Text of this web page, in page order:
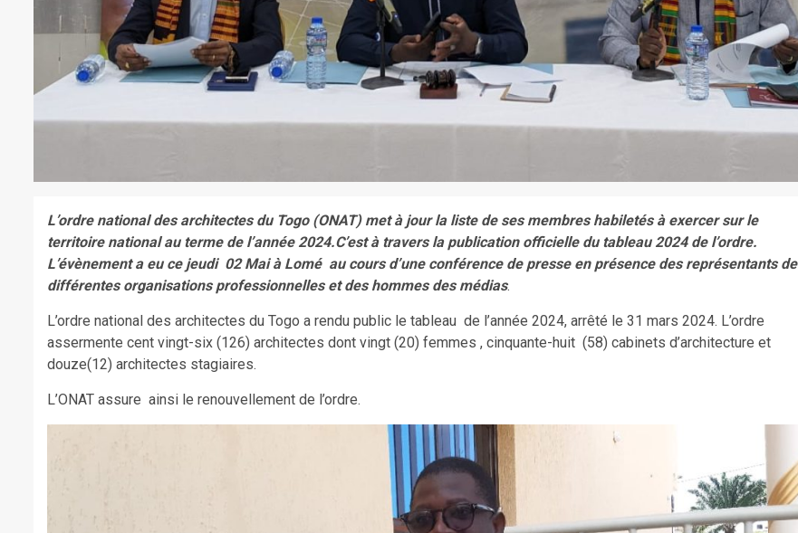
L’ordre national des architectes du Togo (ONAT) met à jour la liste de ses membres habiletés à exercer sur le
territoire national au terme de l’année 2024.C’est à travers la publication officielle du tableau 2024 de l’ordre.
L’évènement a eu ce jeudi 02 Mai à Lomé au cours d’une conférence de presse en présence des représentants de
différentes organisations professionnelles et des hommes des médias.
L’ordre national des architectes du Togo a rendu public le tableau de l’année 2024, arrêté le 31 mars 2024. L’ordre
assermente cent vingt-six (126) architectes dont vingt (20) femmes , cinquante-huit (58) cabinets d’architecture et
douze(12) architectes stagiaires.
L’ONAT assure ainsi le renouvellement de l’ordre.